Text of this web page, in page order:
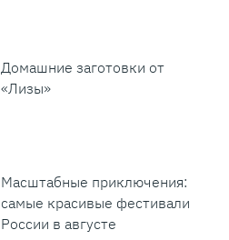
Домашние заготовки от
«Лизы»
Масштабные приключения:
самые красивые фестивали
России в августе